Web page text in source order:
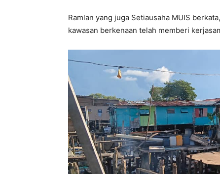
Ramlan yang juga Setiausaha MUIS
kawasan berkenaan telah memberi